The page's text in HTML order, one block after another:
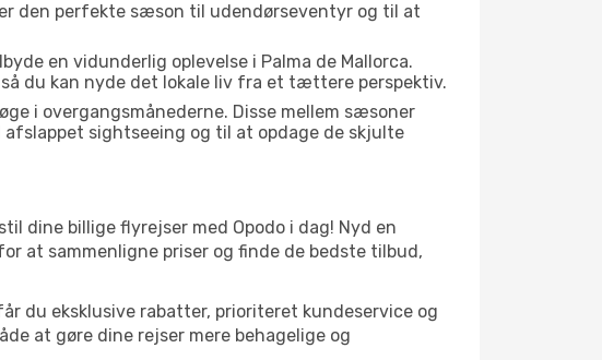
den perfekte sæson til udendørseventyr og til at
en vidunderlig oplevelse i Palma de Mallorca.
du kan nyde det lokale liv fra et tættere perspektiv.
i overgangsmånederne. Disse mellem sæsoner
sightseeing og til at opdage de skjulte
dine billige flyrejser med Opodo i dag! Nyd en
at sammenligne priser og finde de bedste tilbud,
du eksklusive rabatter, prioriteret kundeservice og
at gøre dine rejser mere behagelige og